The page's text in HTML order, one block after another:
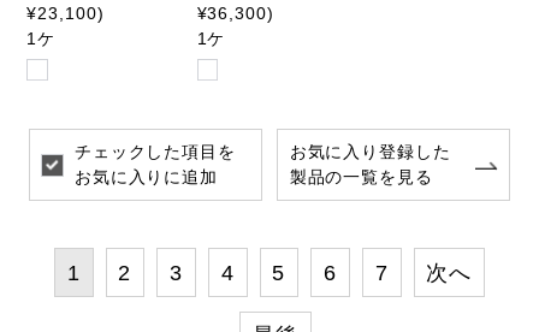
¥23,100)
1ケ
¥36,300)
1ケ
チェックした項目を
お気に入りに追加
お気に入り登録した
製品の一覧を見る
1 2 3 4 5 6 7 次へ